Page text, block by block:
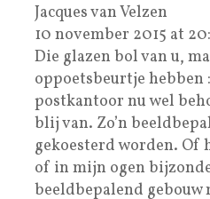
Jacques van Velzen
10 november 2015 at
Die glazen bol van u,
oppoetsbeurtje
postkantoor nu wel
blij van. Zo’n
gekoesterd worden. Of
of in mijn ogen
beeldbepalend